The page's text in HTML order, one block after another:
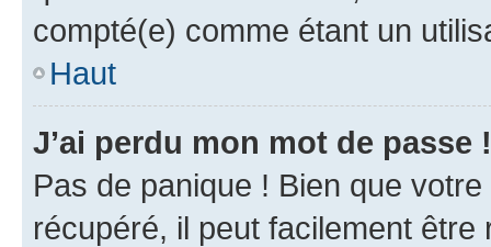
compté(e) comme étant un
Haut
J’ai perdu mon mot de passe !
Pas de panique ! Bien que
récupéré, il peut facilement